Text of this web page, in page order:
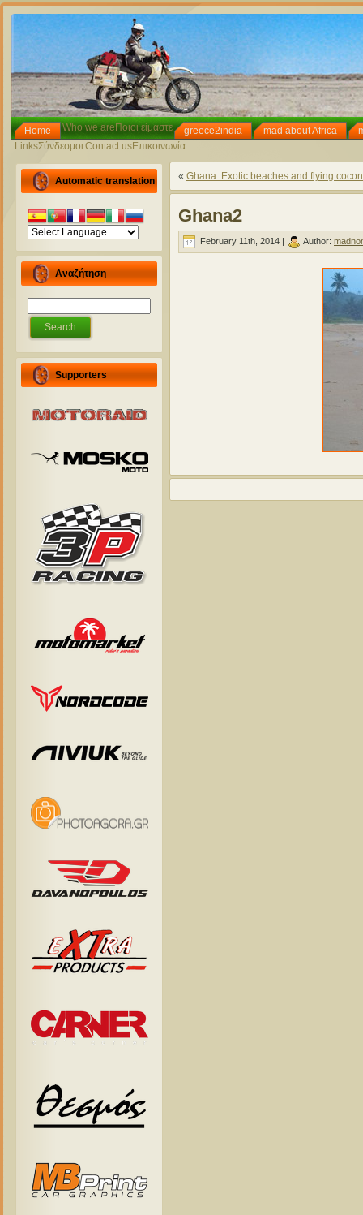
Home Who we areΠοιοι είμαστε greece2india mad about Africa
LinksΣύνδεσμοι Contact usΕπικοινωνία
Automatic translation
Αναζήτηση
Supporters
« Ghana: Exotic beaches and flying
Ghana2
February 11th, 2014 | Author: